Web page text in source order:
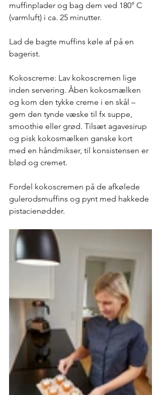
muffinplader og bag dem ved 180° C
(varmluft) i ca. 25 minutter.
Lad de bagte muffins køle af på en
bagerist.
Kokoscreme: Lav kokoscremen lige
inden servering. Åben kokosmælken
og kom den tykke creme i en skål –
gem den tynde væske til fx suppe,
smoothie eller grød. Tilsæt agavesirup
og pisk kokosmælken ganske kort
med en håndmikser, til konsistensen er
blød og cremet.
Fordel kokoscremen på de afkølede
gulerodsmuffins og pynt med hakkede
pistacienødder.